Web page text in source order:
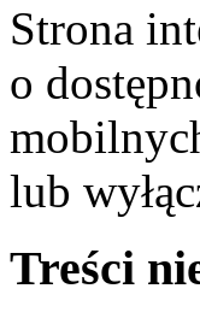
Strona
o
lub
Treści